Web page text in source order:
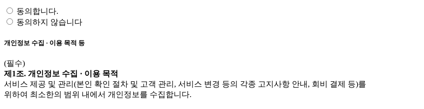
동의합니다.
동의하지 않습니다
개인정보 수집 · 이용 목적 등
(필수)
제1조. 개인정보 수집 · 이용 목적
서비스 제공 및 관리(본인 확인 절차 및 고객 관리, 서비스 변경 등의 각종 고지사항 안내, 회비 결제 등)를
위하여 최소한의 범위 내에서 개인정보를 수집합니다.